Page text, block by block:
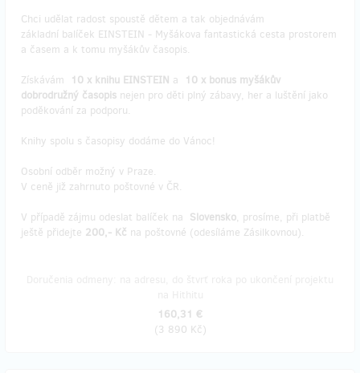
Chci udělat radost spoustě dětem a tak objednávám
základní balíček EINSTEIN - Myšákova fantastická cesta prostorem
a časem a k tomu myšákův časopis.
Získávám 10 x knihu EINSTEIN a 10 x bonus myšákův
dobrodružný časopis nejen pro děti plný zábavy, her a luštění jako
poděkování za podporu.
Knihy spolu s časopisy dodáme do Vánoc!
Osobní odběr možný v Praze.
V ceně již zahrnuto poštovné v ČR.
V případě zájmu odeslat balíček na Slovensko, prosíme, při platbě
ještě přidejte 200,- Kč na poštovné (odesíláme Zásilkovnou).
160,31 €
(3 890 Kč)